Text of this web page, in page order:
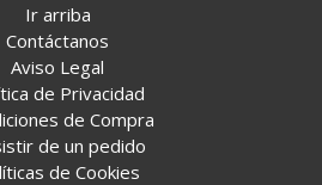
Ir arriba
Contáctanos
Aviso Legal
de Privacidad
de Compra
de un pedido
de Cookies